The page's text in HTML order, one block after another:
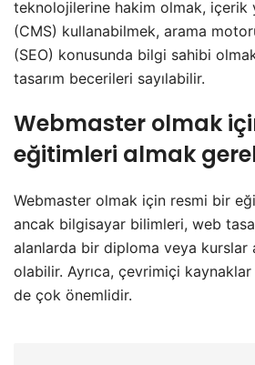
teknolojilerine hakim olmak, içerik
(CMS) kullanabilmek, arama
(SEO) konusunda bilgi sahibi
tasarım becerileri sayılabilir.
Webmaster olmak
eğitimleri almak
Webmaster olmak için resmi bir
ancak bilgisayar bilimleri, web
alanlarda bir diploma veya kurslar
olabilir. Ayrıca, çevrimiçi
de çok önemlidir.